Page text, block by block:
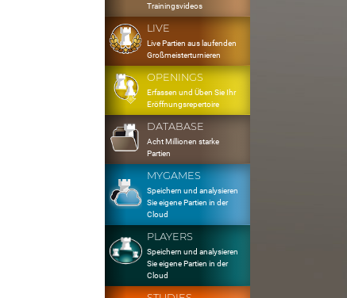
Trainingsvideos
LIVE
Live Partien aus laufenden
Großmeisterturnieren
OPENINGS
Erfassen und Üben Sie Ihr
Eröffnungsrepertoire
DATABASE
Acht Millionen starke
Partien
MYGAMES
Speichern und analysieren
Sie eigene Partien in der
Cloud
PLAYERS
Speichern und analysieren
Sie eigene Partien in der
Cloud